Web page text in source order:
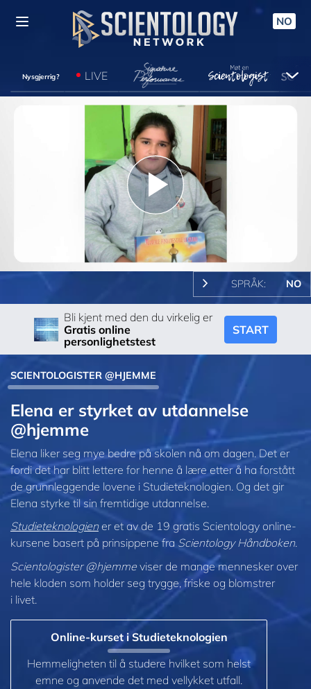
NO
Nysgjerrig? LIVE
Play
Video
SPRÅK: NO
Bli kjent med den du virkelig er
Gratis online
personlighetstest
START
SCIENTOLOGISTER @HJEMME
Elena er styrket av utdannelse
@hjemme
Elena liker seg mye bedre på skolen nå om dagen. Det er
fordi det har blitt lettere for henne å lære etter å ha forstått
de grunnleggende lovene i Studieteknologien. Og det gir
Elena styrke til sin fremtidige utdannelse.
Studieteknologiener et av de 19 gratis Scientology online-
kursene basert på prinsippene fra Scientology Håndboken.
Scientologister @hjemmeviser de mange mennesker over
hele kloden som holder seg trygge, friske og blomstrer
i livet.
Online-kurset i Studieteknologien
Hemmeligheten til å studere hvilket som helst
emne og anvende det med vellykket utfall.